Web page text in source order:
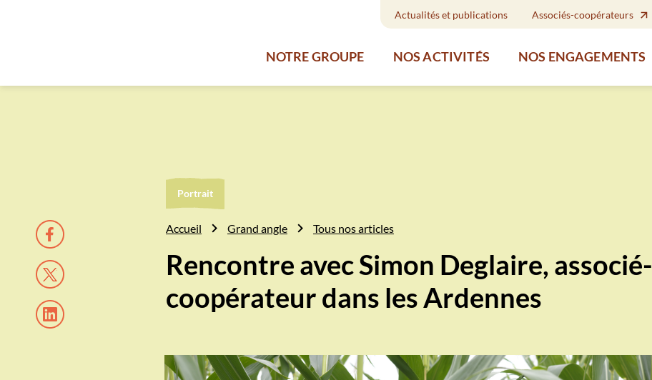
Actualités et publications Associés-coopérateurs
NOTRE GROUPE NOS ACTIVITÉS NOS ENGAGEMENTS
Portrait
Accueil Grand angle Tous nos articles
Rencontre avec Simon Deglaire, associé-
coopérateur dans les Ardennes